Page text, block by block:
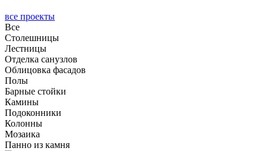
все проекты
Все
Столешницы
Лестницы
Отделка санузлов
Облицовка фасадов
Полы
Барные стойки
Камины
Подоконники
Колонны
Мозаика
Панно из камня